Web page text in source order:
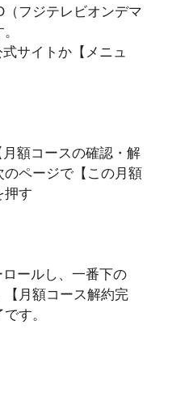
フジテレビオンデマ
サイトか【メニュ
額コースの確認・解
ページで【この月額
押す
ールし、一番下の
【月額コース解約完
す。